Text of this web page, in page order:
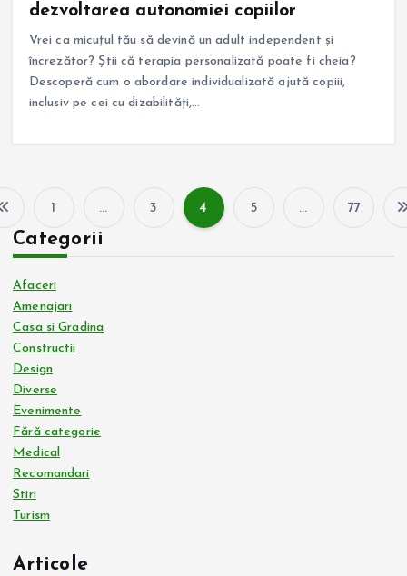
dezvoltarea autonomiei copiilor
Vrei ca micuțul tău să devină un adult independent și
încrezător? Știi că terapia personalizată poate fi cheia?
Descoperă cum o abordare individualizată ajută copiii,
inclusiv pe cei cu dizabilități,…
P
1 … 3 4 5 … 77
Categorii
Afaceri
Amenajari
Casa si Gradina
Constructii
Design
Diverse
Evenimente
Fără categorie
Medical
Recomandari
Stiri
Turism
Articole